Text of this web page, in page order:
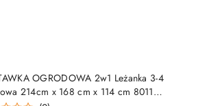
OGRODOWA 2w1 Leżanka 3-4
214cm x 168 cm x 114 cm 8011
DODAJ DO KOSZYKA